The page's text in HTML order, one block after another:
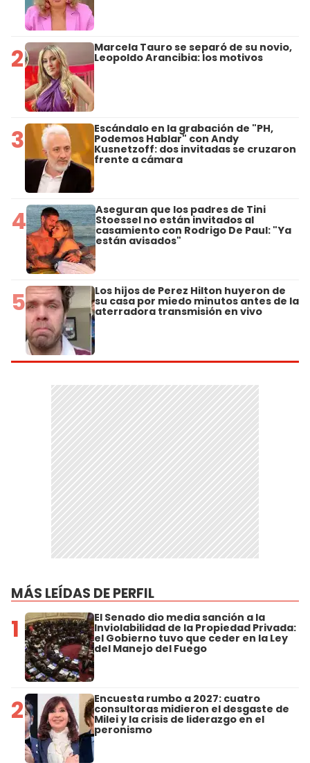
2 Marcela Tauro se separó de su novio,
Leopoldo Arancibia: los motivos
3 Escándalo en la grabación de "PH,
Podemos Hablar" con Andy
Kusnetzoff: dos invitadas se cruzaron
frente a cámara
4 Aseguran que los padres de Tini
Stoessel no están invitados al
casamiento con Rodrigo De Paul: "Ya
están avisados"
5 Los hijos de Perez Hilton huyeron de
su casa por miedo minutos antes de la
aterradora transmisión en vivo
MÁS LEÍDAS DE PERFIL
1 El Senado dio media sanción a la
Inviolabilidad de la Propiedad Privada:
el Gobierno tuvo que ceder en la Ley
del Manejo del Fuego
2 Encuesta rumbo a 2027: cuatro
consultoras midieron el desgaste de
Milei y la crisis de liderazgo en el
peronismo